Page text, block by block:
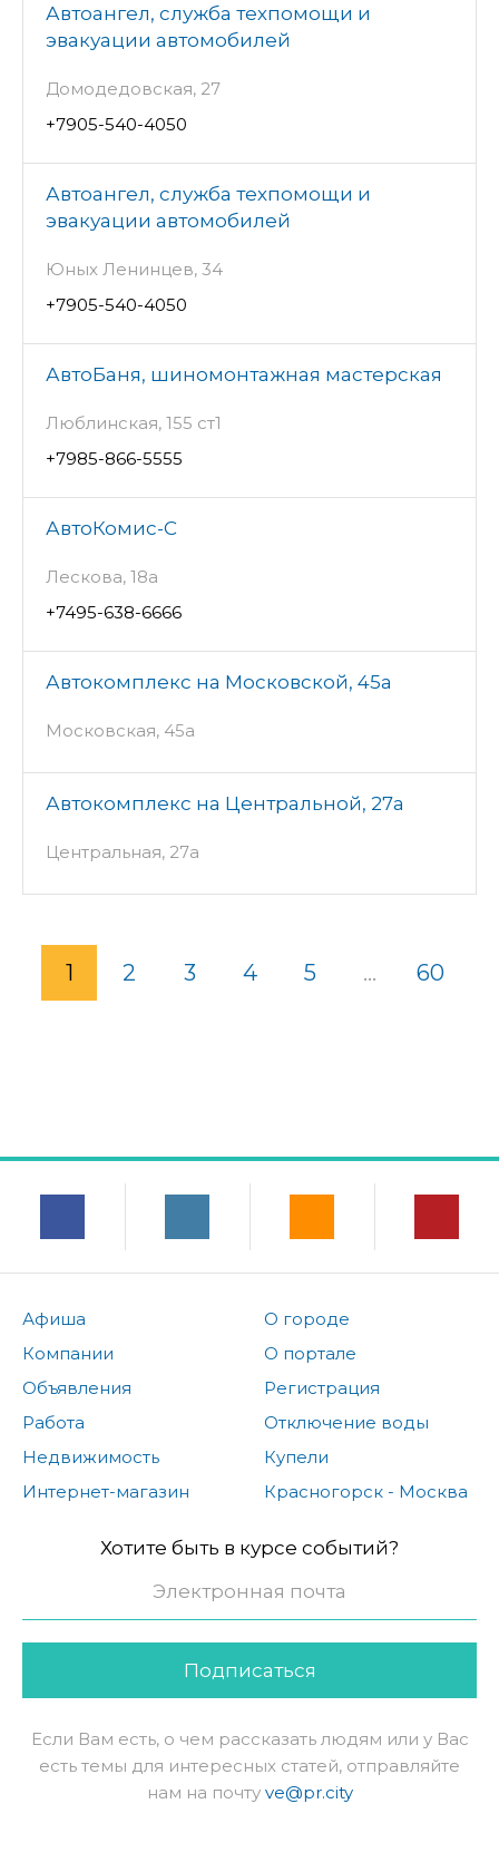
Автоангел, служба техпомощи и
эвакуации автомобилей
Домодедовская, 27
+7905-540-4050
Автоангел, служба техпомощи и
эвакуации автомобилей
Юных Ленинцев, 34
+7905-540-4050
АвтоБаня, шиномонтажная мастерская
Люблинская, 155 ст1
+7985-866-5555
АвтоКомис-С
Лескова, 18а
+7495-638-6666
Автокомплекс на Московской, 45а
Московская, 45а
Автокомплекс на Центральной, 27а
Центральная, 27а
1 2 3 4 5 ... 60
Афиша
Компании
Объявления
Работа
Недвижимость
Интернет-магазин
О городе
О портале
Регистрация
Отключение воды
Купели
Красногорск - Москва
Хотите быть в курсе событий?
Подписаться
Если Вам есть, о чем рассказать людям или у Вас
есть темы для интересных статей, отправляйте
нам на почту ve@pr.city